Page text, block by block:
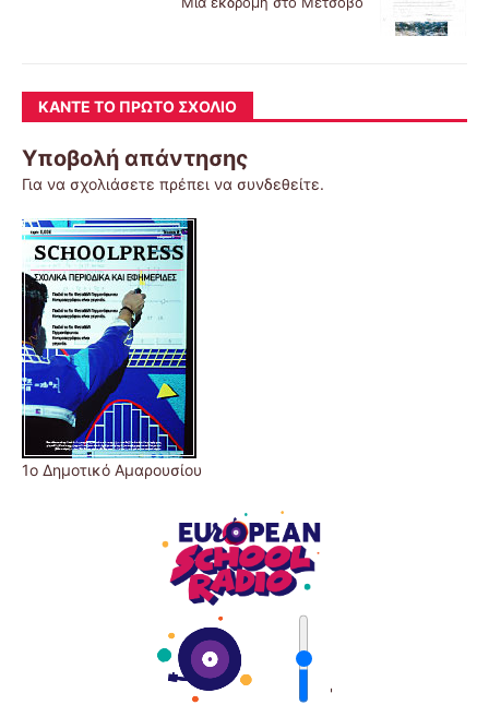
ΚΆΝΤΕ ΤΟ ΠΡΏΤΟ ΣΧΌΛΙΟ
Υποβολή απάντησης
Για να σχολιάσετε πρέπει να συνδεθείτε.
1ο Δημοτικό Αμαρουσίου
'